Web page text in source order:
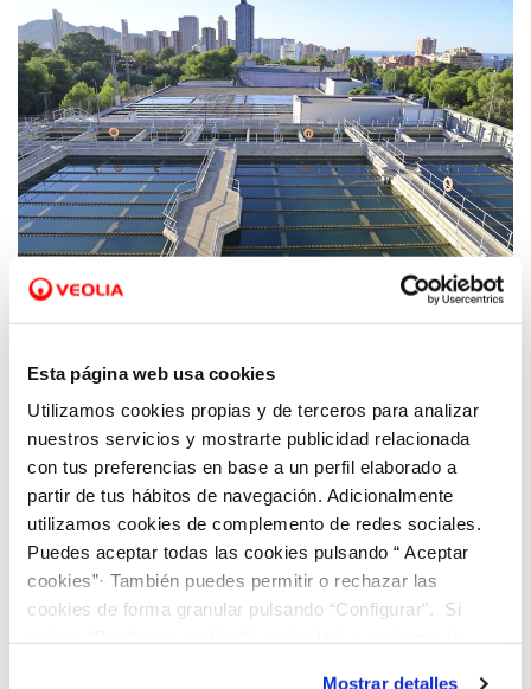
Esta página web usa cookies
Utilizamos cookies propias y de terceros para analizar
nuestros servicios y mostrarte publicidad relacionada
con tus preferencias en base a un perfil elaborado a
partir de tus hábitos de navegación. Adicionalmente
utilizamos cookies de complemento de redes sociales.
Puedes aceptar todas las cookies pulsando “ Aceptar
cookies”· También puedes permitir o rechazar las
cookies de forma granular pulsando “Configurar”. Si
Mostrar detalles
09 MAR 2026
infraestructuras de agua potable de
Benidorm ha convertido la ciudad en
referente en eficiencia y sostenibilidad